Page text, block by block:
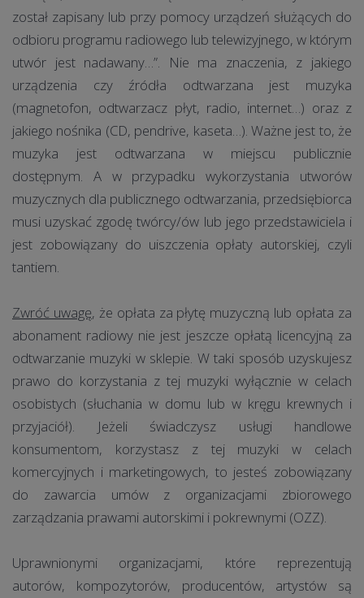
został zapisany lub przy pomocy urządzeń służących do
odbioru programu radiowego lub telewizyjnego, w którym
utwór jest nadawany…”. Nie ma znaczenia, z jakiego
urządzenia czy źródła odtwarzana jest muzyka
(magnetofon, odtwarzacz płyt, radio, internet…) oraz z
jakiego nośnika (CD, pendrive, kaseta…). Ważne jest to, że
muzyka jest odtwarzana w miejscu publicznie
dostępnym. A w przypadku wykorzystania utworów
muzycznych dla publicznego odtwarzania, przedsiębiorca
musi uzyskać zgodę twórcy/ów lub jego przedstawiciela i
jest zobowiązany do uiszczenia opłaty autorskiej, czyli
tantiem.
Zwróć uwagę, że opłata za płytę muzyczną lub opłata za
abonament radiowy nie jest jeszcze opłatą licencyjną za
odtwarzanie muzyki w sklepie. W taki sposób uzyskujesz
prawo do korzystania z tej muzyki wyłącznie w celach
osobistych (słuchania w domu lub w kręgu krewnych i
przyjaciół). Jeżeli świadczysz usługi handlowe
konsumentom, korzystasz z tej muzyki w celach
komercyjnych i marketingowych, to jesteś zobowiązany
do zawarcia umów z organizacjami zbiorowego
zarządzania prawami autorskimi i pokrewnymi (OZZ).
Uprawnionymi organizacjami, które reprezentują
autorów, kompozytorów, producentów, artystów są